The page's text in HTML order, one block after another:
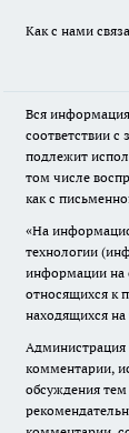
Как с нами
Вся
соответствии с
подлежит
том числе
как с
«На
технологии
информации на
относящихся к
находящихся
Администрация
комментарии,
обсуждения